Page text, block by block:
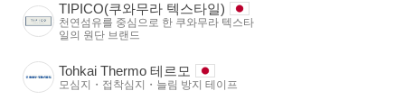
TIPICO(쿠와무라 텍스타일)
천연섬유를 중심으로 한 쿠와무라 텍스타
일의 원단 브랜드
Tohkai Thermo 테르모
모심지・접착심지・늘림 방지 테이프